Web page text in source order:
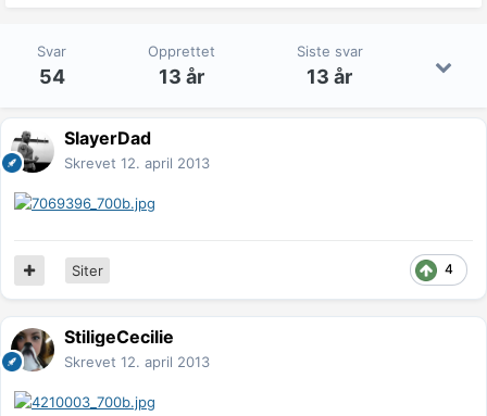
Svar
54
Opprettet
13 år
Siste svar
13 år
SlayerDad
Skrevet 12. april 2013
4
Siter
StiligeCecilie
Skrevet 12. april 2013